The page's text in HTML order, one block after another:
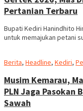
Pertanian Terbaru
Bupati Kediri Hanindhito
untuk memajukan petani
Berita, Headline, Kediri,
Musim Kemarau,
PLN Jaga Pasokan
Sawah